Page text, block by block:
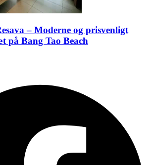
– Moderne og prisvenligt
på Bang Tao Beach